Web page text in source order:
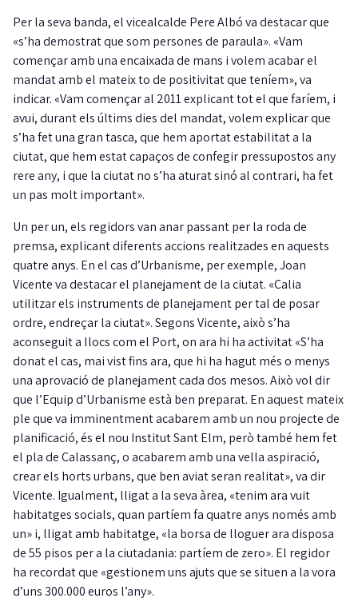
Per la seva banda, el vicealcalde Pere Albó va destacar que
«s’ha demostrat que som persones de paraula». «Vam
començar amb una encaixada de mans i volem acabar el
mandat amb el mateix to de positivitat que teníem», va
indicar. «Vam començar al 2011 explicant tot el que faríem, i
avui, durant els últims dies del mandat, volem explicar que
s’ha fet una gran tasca, que hem aportat estabilitat a la
ciutat, que hem estat capaços de confegir pressupostos any
rere any, i que la ciutat no s’ha aturat sinó al contrari, ha fet
un pas molt important».
Un per un, els regidors van anar passant per la roda de
premsa, explicant diferents accions realitzades en aquests
quatre anys. En el cas d’Urbanisme, per exemple, Joan
Vicente va destacar el planejament de la ciutat. «Calia
utilitzar els instruments de planejament per tal de posar
ordre, endreçar la ciutat». Segons Vicente, això s’ha
aconseguit a llocs com el Port, on ara hi ha activitat «S’ha
donat el cas, mai vist fins ara, que hi ha hagut més o menys
una aprovació de planejament cada dos mesos. Això vol dir
que l’Equip d’Urbanisme està ben preparat. En aquest mateix
ple que va imminentment acabarem amb un nou projecte de
planificació, és el nou Institut Sant Elm, però també hem fet
el pla de Calassanç, o acabarem amb una vella aspiració,
crear els horts urbans, que ben aviat seran realitat», va dir
Vicente. Igualment, lligat a la seva àrea, «tenim ara vuit
habitatges socials, quan partíem fa quatre anys només amb
un» i, lligat amb habitatge, «la borsa de lloguer ara disposa
de 55 pisos per a la ciutadania: partíem de zero». El regidor
ha recordat que «gestionem uns ajuts que se situen a la vora
d’uns 300.000 euros l’any».